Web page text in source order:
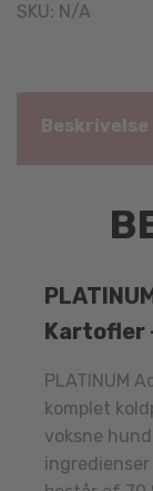
SKU: N/A
Beskrivelse
Kartofler
PLATINUM
komplet
voksne